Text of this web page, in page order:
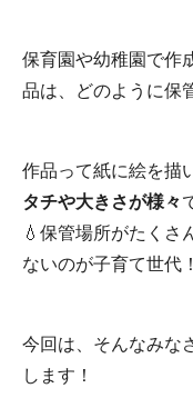
保育園や幼稚園で作
品は、どのように保
作品って紙に絵を描
タチや大きさが様々
💧保管場所がたくさ
ないのが子育て世代！
今回は、そんなみな
します！